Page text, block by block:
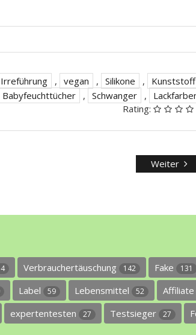
Irreführung , vegan , Silikone , Kunststoff
Babyfeuchttücher , Schwanger ,
Rating:
Weiter
Verbrauchertäuschung 142 Fake 131
Label 59 Lebensmittel 52 Affiliate
expertentesten 27 Testsieger 27